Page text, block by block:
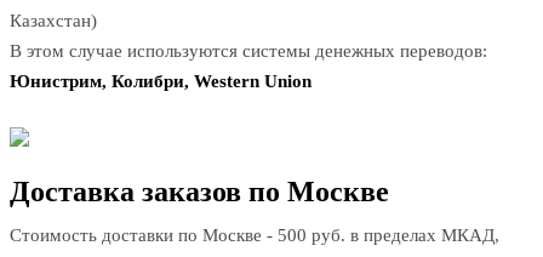
Казахстан)
В этом случае используются системы денежных переводов:
Юнистрим, Колибри, Western Union
Доставка заказов по Москве
Стоимость доставки по Москве - 500 руб. в пределах МКАД,